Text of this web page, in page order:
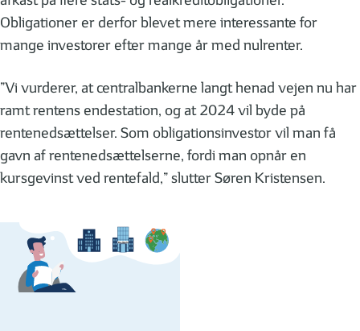
Obligationer er derfor blevet mere interessante for
mange investorer efter mange år med nulrenter.
”Vi vurderer, at centralbankerne langt henad vejen nu har
ramt rentens endestation, og at 2024 vil byde på
rentenedsættelser. Som obligationsinvestor vil man få
gavn af rentenedsættelserne, fordi man opnår en
kursgevinst ved rentefald,” slutter Søren Kristensen.